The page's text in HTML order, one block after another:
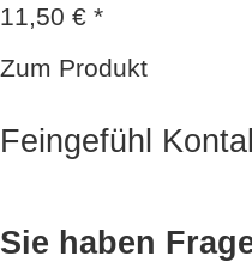
11,50 € *
Zum Produkt
Feingefühl
Sie haben